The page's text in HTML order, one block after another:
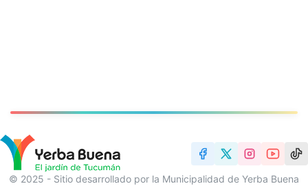
© 2025 - Sitio desarrollado por la Municipalidad de Yerba Buena